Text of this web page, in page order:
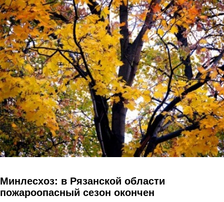
Перейти к основному содержанию
Минлесхоз: в Рязанской области
пожароопасный сезон окончен